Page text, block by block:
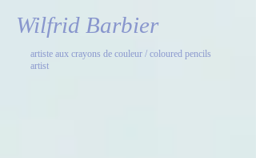
Wilfrid Barbier
artiste aux crayons de couleur / coloured pencils
artist